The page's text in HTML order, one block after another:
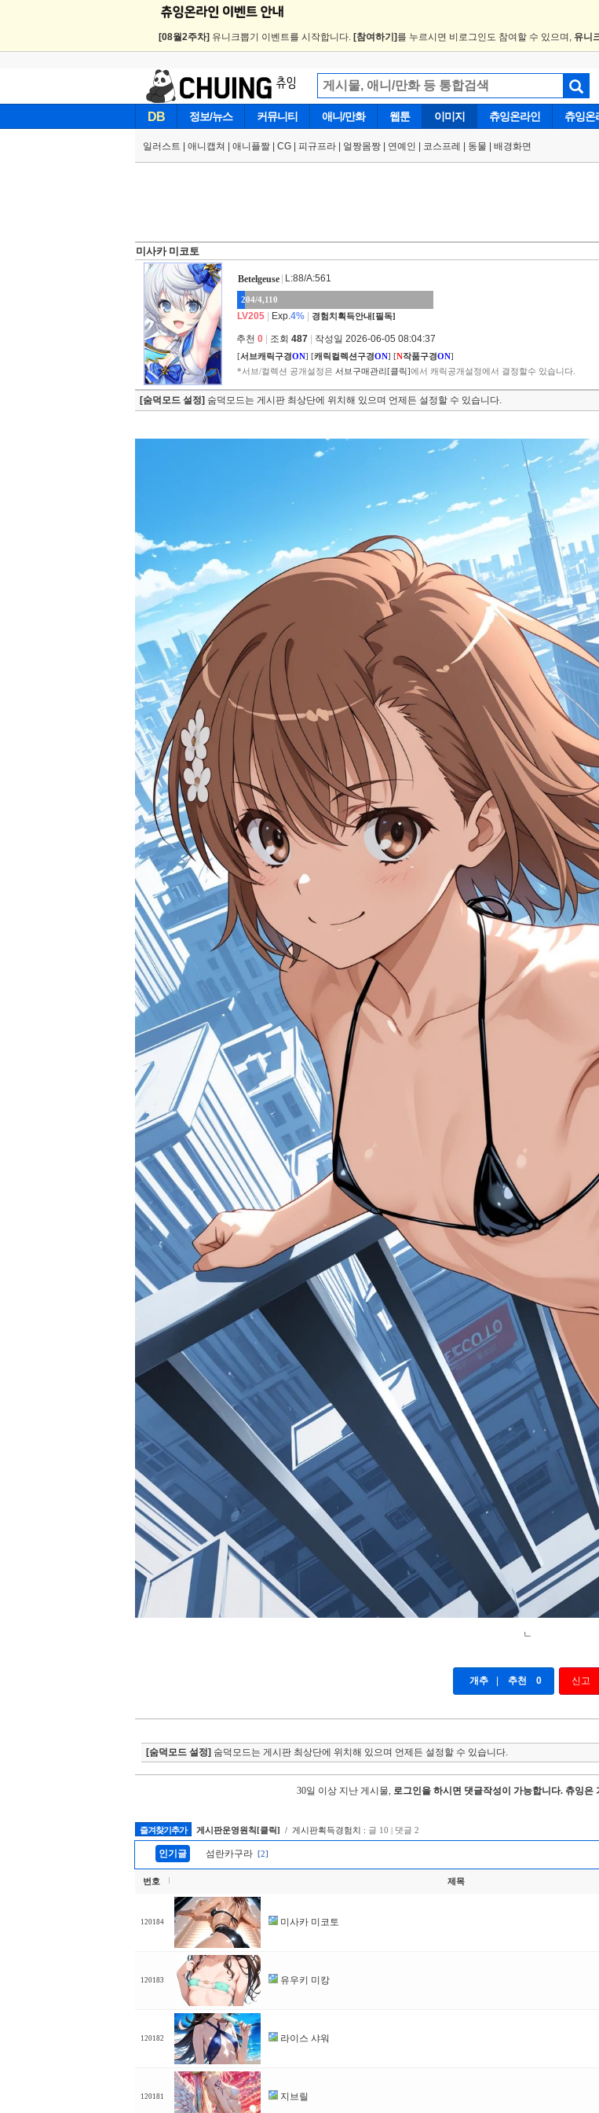
[08월2주차] 유니크뽑기 이벤트를 시작합니다. [참여하기] 를 누르시면 비로그인도 참여할 수 있으며, 유니
DB 정보/뉴스 커뮤니티 애니/만화 웹툰 이미지 츄잉온라인 츄잉온
일러스트 애니캡쳐 애니플짤 CG 피규프라 얼짱몸짱 연예인 코스프레 동물 배경화면
미사카 미코토
Betelgeuse L:88/A:561
204/4,110
LV205 Exp.4% 경험치획득안내[필독]
추천 0 조회 487 작성일 2026-06-05 08:04:37
[서브캐릭구경ON] [캐릭컬렉션구경ON] [N작품구경ON]
*서브/컬렉션 공개설정은 서브구매관리[클릭]에서 캐릭공개설정에서 결정할수 있습니다.
[숨덕모드 설정] 숨덕모드는 게시판 최상단에 위치해 있으며 언제든 설정할 수 있습니다.
ㄴ
개추 추천 0 신고
[숨덕모드 설정] 숨덕모드는 게시판 최상단에 위치해 있으며 언제든 설정할 수 있습니다.
30일 이상 지난 게시물, 로그인을 하시면 댓글작성이 가능합니다. 츄잉
즐겨찾기추가 게시판운영원칙[클릭] / 게시판획득경험치 : 글 10 | 댓글 2
인기글 섬란카구라 [2]
번호 제목
120184 미사카 미코토
120183 유우키 미캉
120182 라이스 샤워
120181 지브릴